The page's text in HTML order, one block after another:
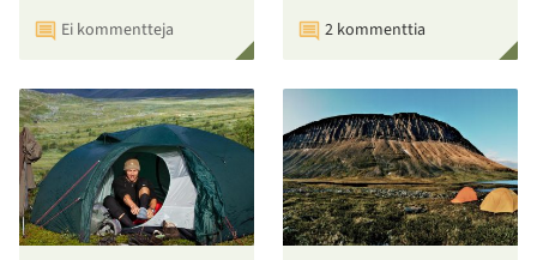
Ei kommentteja
2 kommenttia